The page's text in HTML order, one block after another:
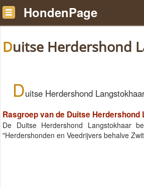
HondenPage
Duitse Herdershond
Duitse Herdershond
Rasgroep van de Duitse Herdershond
De Duitse Herdershond Langstokhaar
"Herdershonden en Veedrijvers behalve